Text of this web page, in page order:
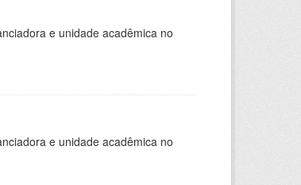
e unidade acadêmica no
e unidade acadêmica no